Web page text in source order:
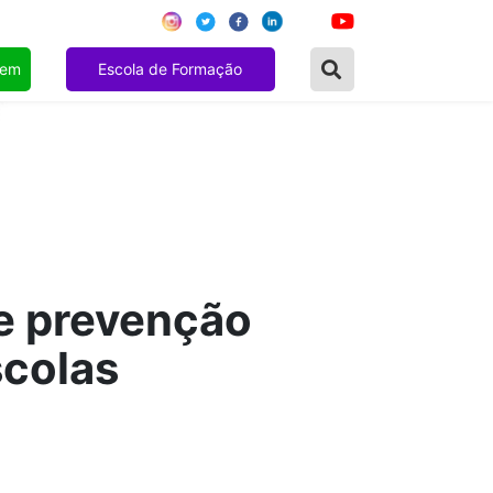
Escola de Formação
prevenção